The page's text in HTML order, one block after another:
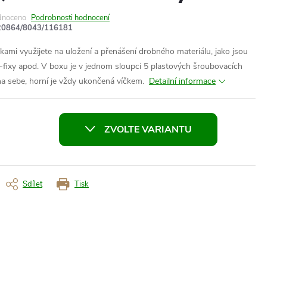
Podrobnosti hodnocení
8043/116181
využijete na uložení a přenášení drobného materiálu, jako jsou
apod. V boxu je v jednom sloupci 5 plastových šroubovacích
sebe, horní je vždy ukončená víčkem. Detailní informace
ZVOLTE VARIANTU
Tisk
Sdílet